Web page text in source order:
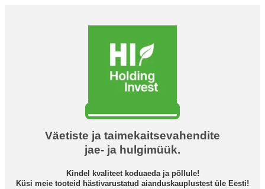
Väetiste ja taimekaitsevahendite
jae- ja hulgimüük.
Kindel kvaliteet koduaeda ja põllule!
Küsi meie tooteid hästivarustatud aianduskauplustest üle Eesti!